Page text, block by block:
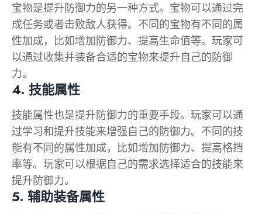
宝物是提升防御力的另一种方式。宝物可以通过完
成任务或者击败敌人获得。不同的宝物有不同的属
性加成，比如增加防御力、提高生命值等。玩家可
以通过收集并装备合适的宝物来提升自己的防御
力。
4. 技能属性
技能属性也是提升防御力的重要手段。玩家可以通
过学习和提升技能来增强自己的防御力。不同的技
能有不同的属性加成，比如增加防御力、提高格挡
率等。玩家可以根据自己的需求选择适合的技能来
提升防御力。
5. 辅助装备属性